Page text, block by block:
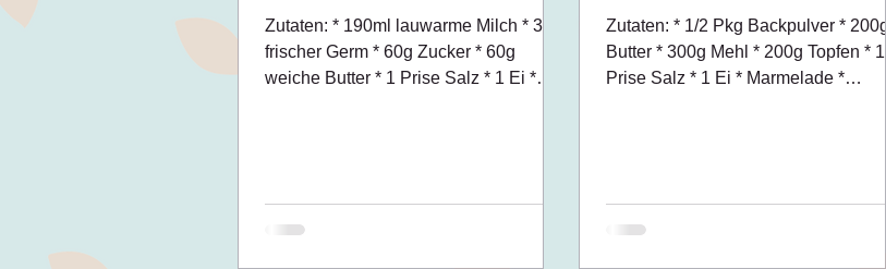
Zutaten: * 190ml lauwarme Milch * 30g
frischer Germ * 60g Zucker * 60g
weiche Butter * 1 Prise Salz * 1 Ei *
Zutaten: * 1/2 Pkg Backpulver * 200g
Butter * 300g Mehl * 200g Topfen * 1
Prise Salz * 1 Ei * Marmelade *